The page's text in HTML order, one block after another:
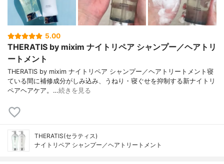
ミドVEA、PCA、BG、フェノキシエタノー
ル、 安息香酸Na、香料
コンディショナーの全成
分
水、リセリントリエチ ダンパク、セフニア
イアール・ コンジメチコノール、ロール、
・ドリエチルヘキサノインコ ラーゲン、加
水分 の水分解ケラチン(羊毛),月日 、セラミ
ドNG、加水 は、セラミドNP、パンテノー
ナ ミノール、アミノプロピルジメチコン、
ヒドロキシエナ セテス-20.PPG-8セテス-1
5.00
THERATIS by mixim ナイトリペア シャンプー／ヘアトリ
ートメント
THERATIS by mixim ナイトリペア シャンプー／ヘアトリートメント寝
ている間に補修成分がしみ込み、うねり・寝ぐせを抑制する新ナイトリ
ペアヘアケア。…続きを見る
THERATIS(セラティス)
ナイトリペア シャンプー／ヘアトリートメント